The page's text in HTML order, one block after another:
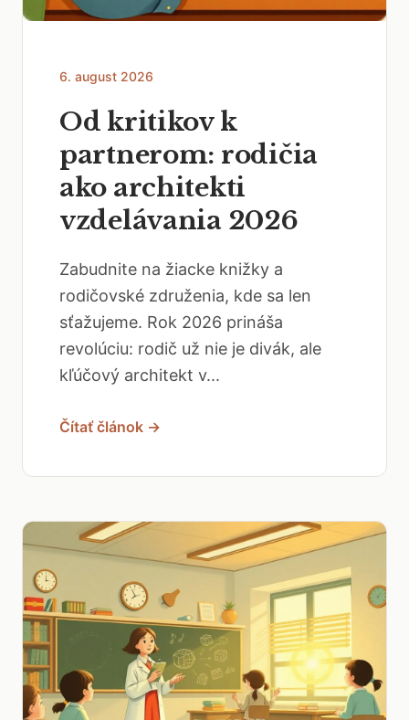
6. august 2026
Od kritikov k
partnerom: rodičia
ako architekti
vzdelávania 2026
Zabudnite na žiacke knižky a
rodičovské združenia, kde sa len
sťažujeme. Rok 2026 prináša
revolúciu: rodič už nie je divák, ale
kľúčový architekt v...
Čítať článok →